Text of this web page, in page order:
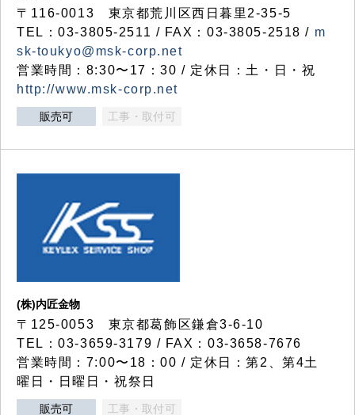
〒116-0013 東京都荒川区西日暮里2-35-5
TEL：03-3805-2511 / FAX：03-3805-2518 / m
sk-toukyo@msk-corp.net
営業時間：8:30〜17：30 / 定休日：土・日・祝
http://www.msk-corp.net
販売可 工事・取付可
(株)内匠金物
〒125-0053 東京都葛飾区鎌倉3-6-10
TEL：03-3659-3179 / FAX：03-3658-7676
営業時間：7:00〜18：00 / 定休日：第2、第4土
曜日・日曜日・祝祭日
販売可 工事・取付可